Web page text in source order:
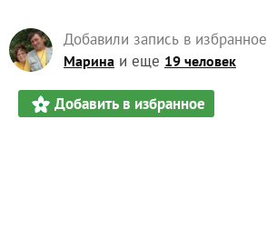
Добавили запись в избранное
Марина и еще 19 человек
Добавить в избранное